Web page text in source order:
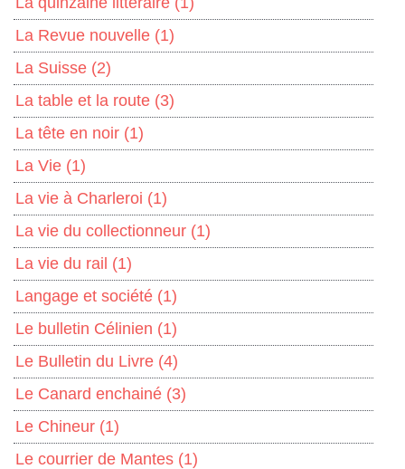
La Revue nouvelle (1)
La Suisse (2)
La table et la route (3)
La tête en noir (1)
La Vie (1)
La vie à Charleroi (1)
La vie du collectionneur (1)
La vie du rail (1)
Langage et société (1)
Le bulletin Célinien (1)
Le Bulletin du Livre (4)
Le Canard enchainé (3)
Le Chineur (1)
Le courrier de Mantes (1)